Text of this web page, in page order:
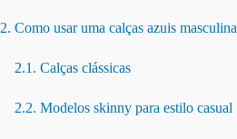
2. Como usar uma calças azuis
2.1. Calças clássicas
2.2. Modelos skinny para estilo casual